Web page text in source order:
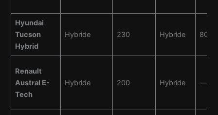
Hyundai
Tucson
Hybrid
Hybride 230 Hybride 80
Renault
Austral E-
Tech
Hybride 200 Hybride —